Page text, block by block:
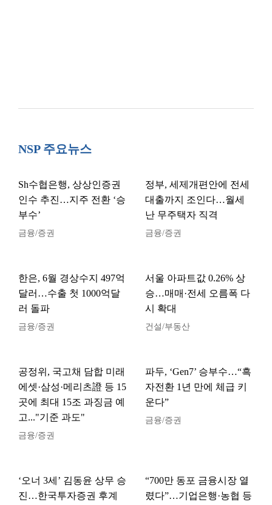
NSP 주요뉴스
Sh수협은행, 상상인증권
인수 추진…지주 전환 ‘승
부수’
금융/증권
정부, 세제개편안에 전세
대출까지 조인다…월세
난 무주택자 직격
금융/증권
한은, 6월 경상수지 497억
달러…수출 첫 1000억달
러 돌파
금융/증권
서울 아파트값 0.26% 상
승…매매·전세 오름폭 다
시 확대
건설/부동산
공정위, 국고채 담합 미래
에셋·삼성·메리츠證 등 15
곳에 최대 15조 과징금 예
고..."기준 과도"
금융/증권
파두, ‘Gen7’ 승부수…“흑
자전환 1년 만에 체급 키
운다”
금융/증권
‘오너 3세’ 김동윤 상무 승
진…한국투자증권 후계
“700만 동포 금융시장 열
렸다”…기업은행·농협 등